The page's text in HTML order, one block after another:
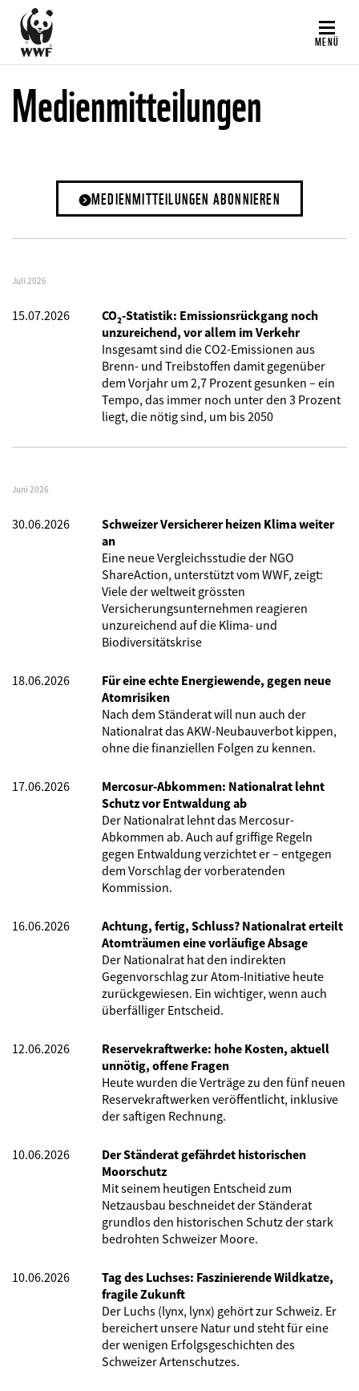
Direkt
zum
Inhalt
MENÜ
Medienmitteilungen
MEDIENMITTEILUNGEN ABONNIEREN
Juli 2026
15.07.2026
CO₂-Statistik: Emissionsrückgang noch
unzureichend, vor allem im Verkehr
Insgesamt sind die CO2-Emissionen aus
Brenn- und Treibstoffen damit gegenüber
dem Vorjahr um 2,7 Prozent gesunken – ein
Tempo, das immer noch unter den 3 Prozent
liegt, die nötig sind, um bis 2050
Juni 2026
30.06.2026
Schweizer Versicherer heizen Klima weiter
an
Eine neue Vergleichsstudie der NGO
ShareAction, unterstützt vom WWF, zeigt:
Viele der weltweit grössten
Versicherungsunternehmen reagieren
unzureichend auf die Klima- und
Biodiversitätskrise
18.06.2026
Für eine echte Energiewende, gegen neue
Atomrisiken
Nach dem Ständerat will nun auch der
Nationalrat das AKW-Neubauverbot kippen,
ohne die finanziellen Folgen zu kennen.
17.06.2026
Mercosur-Abkommen: Nationalrat lehnt
Schutz vor Entwaldung ab
Der Nationalrat lehnt das Mercosur-
Abkommen ab. Auch auf griffige Regeln
gegen Entwaldung verzichtet er – entgegen
dem Vorschlag der vorberatenden
Kommission.
16.06.2026
Achtung, fertig, Schluss? Nationalrat erteilt
Atomträumen eine vorläufige Absage
Der Nationalrat hat den indirekten
Gegenvorschlag zur Atom-Initiative heute
zurückgewiesen. Ein wichtiger, wenn auch
überfälliger Entscheid.
12.06.2026
Reservekraftwerke: hohe Kosten, aktuell
unnötig, offene Fragen
Heute wurden die Verträge zu den fünf neuen
Reservekraftwerken veröffentlicht, inklusive
der saftigen Rechnung.
10.06.2026
Der Ständerat gefährdet historischen
Moorschutz
Mit seinem heutigen Entscheid zum
Netzausbau beschneidet der Ständerat
grundlos den historischen Schutz der stark
bedrohten Schweizer Moore.
10.06.2026
Tag des Luchses: Faszinierende Wildkatze,
fragile Zukunft
Der Luchs (lynx, lynx) gehört zur Schweiz. Er
bereichert unsere Natur und steht für eine
der wenigen Erfolgsgeschichten des
Schweizer Artenschutzes.